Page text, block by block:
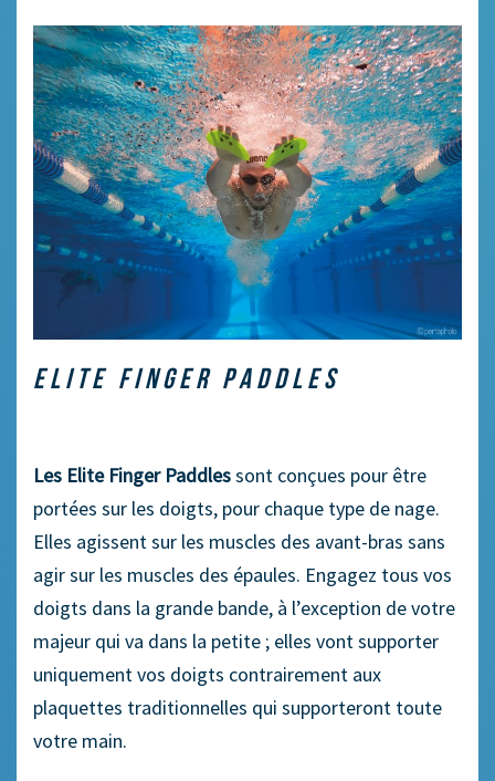
ELITE FINGER PADDLES
Les Elite Finger Paddlessont conçues pour être
portées sur les doigts, pour chaque type de nage.
Elles agissent sur les muscles des avant-bras sans
agir sur les muscles des épaules. Engagez tous vos
doigts dans la grande bande, à l’exception de votre
majeur qui va dans la petite ; elles vont supporter
uniquement vos doigts contrairement aux
plaquettes traditionnelles qui supporteront toute
votre main.